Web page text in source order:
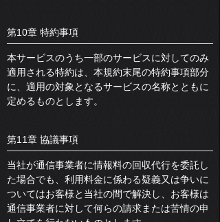
第10章 特約事項
本サービスのうち一部のサービスに対してのみ
適用される特約は、本規約末尾の特約事項部分
に、適用の対象となるサービスの名称とともに
定めるものとします。
第11章 協議事項
当社が通信事業者に情報料の回収代行を委託し
た場合でも、利用料金に係わる疑義又は争いに
ついてはお客様と当社の間で解決し、お客様は
通信事業者に対して何らの請求または苦情の申